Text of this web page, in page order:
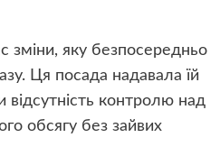
зміни, яку безпосередньо
Ця посада надавала їй
відсутність контролю над
обсягу без зайвих